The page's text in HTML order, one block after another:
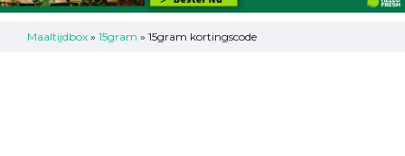
Maaltijdbox » 15gram » 15gram kortingscode